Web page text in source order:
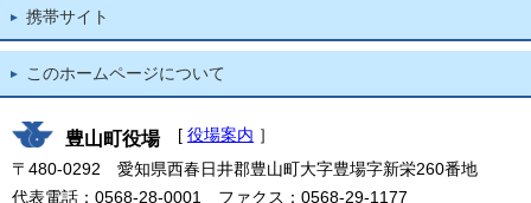
携帯サイト
このホームページについて
豊山町役場 [ 役場案内 ］
〒480-0292 愛知県西春日井郡豊山町大字豊場字新栄260番地
代表電話：0568-28-0001 ファクス：0568-29-1177